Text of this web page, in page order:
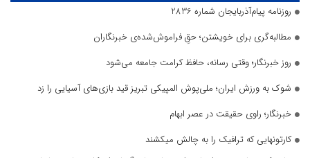
روزنامه پیام‌آذربایجان شماره 2836
مطالبه‌گری برای خویشتن؛ حقِ فراموش‌شده‌ی خبرنگاران
روز خبرنگار؛ وقتی رسانه، حافظ کرامت جامعه می‌شود
شوک به ورزش ایران؛ ملی‌پوش المپیکی تبریز قید بازی‌های آسیایی را زد
خبرنگار؛ راوی حقیقت در عصر ابهام
کارتونهایی که ترافیک را به چالش میکشند